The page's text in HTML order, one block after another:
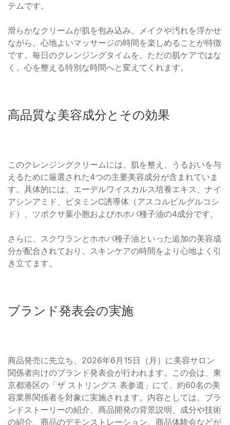
テムです。
滑らかなクリームが肌を包み込み、メイクや汚れを浮かせ
ながら、心地よいマッサージの時間を楽しめることが特徴
です。毎日のクレンジングタイムを、ただの肌ケアではな
く、心を整える特別な時間へと変えてくれます。
高品質な美容成分とその効果
このクレンジングクリームには、肌を整え、うるおいを与
えるために厳選された4つの主要美容成分が含まれていま
す。具体的には、エーデルワイスカルス培養エキス、ナイ
アシンアミド、ビタミンC誘導体（アスコルビルグルコシ
ド）、ツボクサ葉小胞およびホホバ種子油の4成分です。
さらに、スクワランとホホバ種子油といった追加の美容成
分が配合されており、スキンケアの時間をより心地よく引
き立てます。
ブランド発表会の実施
商品発売に先立ち、2026年6月15日（月）に美容サロン
関係者向けのブランド発表会が行われます。この会は、東
京都港区の「ザ ストリングス 表参道」にて、約60名の美
容業界関係者を対象に実施されます。内容としては、ブラ
ンドストーリーの紹介、商品開発の背景説明、成分や技術
の紹介、商品のデモンストレーション、商品体験会などが